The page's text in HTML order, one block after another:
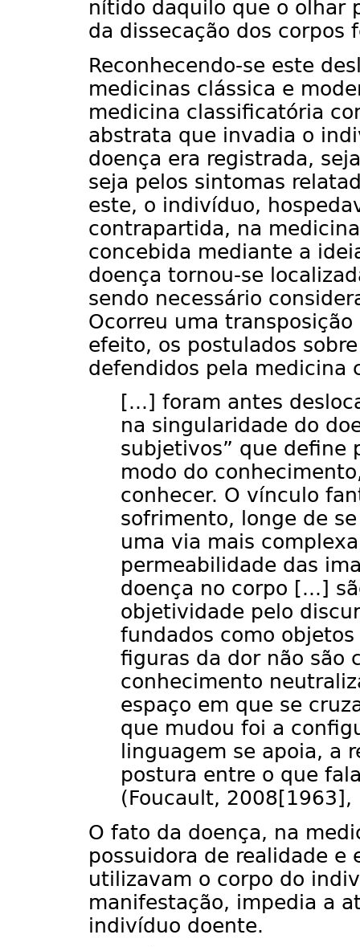
nítido daquilo que o olhar
da dissecação dos corpos
Reconhecendo-se este
medicinas clássica e
medicina classificatória
abstrata que invadia o
doença era registrada,
seja pelos sintomas
este, o indivíduo,
contrapartida, na
concebida mediante a
doença tornou-se
sendo necessário
Ocorreu uma
efeito, os postulados
defendidos pela medicina
[...] foram antes
na singularidade do
subjetivos” que define
modo do
conhecer. O vínculo
sofrimento, longe de
uma via mais
permeabilidade das
doença no corpo [...]
objetividade pelo
fundados como
figuras da dor não são
conhecimento
espaço em que se
que mudou foi a
linguagem se apoia, a
postura entre o que
(Foucault, 2008[1963],
O fato da doença, na
possuidora de realidade e
utilizavam o corpo do
manifestação, impedia a
indivíduo doente.